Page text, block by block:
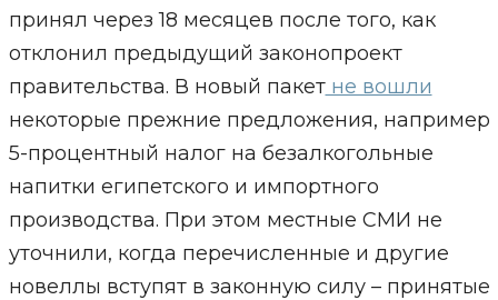
принял через 18 месяцев после того, как
отклонил предыдущий законопроект
правительства. В новый пакетне вошли
некоторые прежние предложения, например
5-процентный налог на безалкогольные
напитки египетского и импортного
производства. При этом местные СМИ не
уточнили, когда перечисленные и другие
новеллы вступят в законную силу – принятые